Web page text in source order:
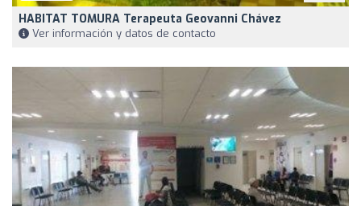
HABITAT TOMURA Terapeuta Geovanni Chávez
Ver información y datos de contacto